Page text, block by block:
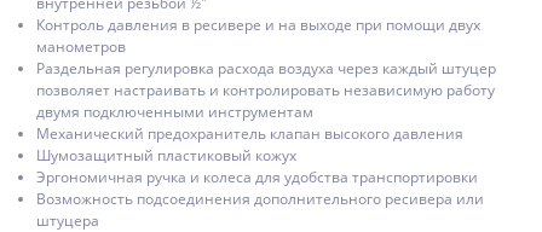
Контроль давления в ресивере и на выходе при помощи двух
манометров
Раздельная регулировка расхода воздуха через каждый штуцер
позволяет настраивать и контролировать независимую работу
двумя подключенными инструментам
Механический предохранитель клапан высокого давления
Шумозащитный пластиковый кожух
Эргономичная ручка и колеса для удобства транспортировки
Возможность подсоединения дополнительного ресивера или
штуцера